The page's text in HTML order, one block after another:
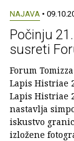
NAJAVA •
Počinju
susreti
Forum
Lapis Histriae
Lapis Histriae
nastavlja
iskustvo
izložene